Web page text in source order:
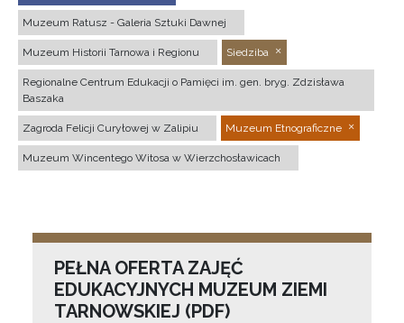
Muzeum Ratusz - Galeria Sztuki Dawnej
Muzeum Historii Tarnowa i Regionu Siedziba
Regionalne Centrum Edukacji o Pamięci im. gen. bryg. Zdzisława
Baszaka
Zagroda Felicji Curyłowej w Zalipiu Muzeum Etnograficzne
Muzeum Wincentego Witosa w Wierzchosławicach
PEŁNA OFERTA ZAJĘĆ
EDUKACYJNYCH MUZEUM ZIEMI
TARNOWSKIEJ (PDF)